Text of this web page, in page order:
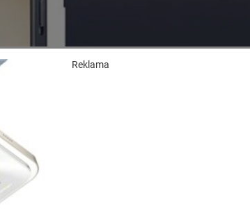
Reklama